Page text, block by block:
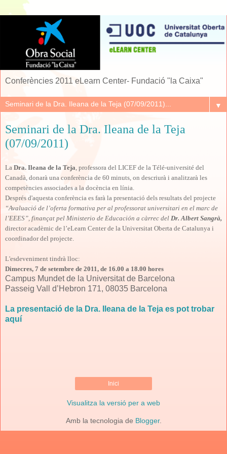
Conferències 2011 eLearn Center- Fundació "la Caixa"
▼
Seminari de la Dra. Ileana de la Teja
(07/09/2011)
La Dra. Ileana de la Teja, professora del LICEF de la Télé-université del
Canadà, donarà una conferència de 60 minuts, on descriurà i analitzarà les
competències associades a la docència en línia.
Després d'aquesta conferència es farà la presentació dels resultats del projecte
“Avaluació de l’oferta formativa per al professorat universitari en el marc de
l’EEES”, finançat pel Ministerio de Educación a càrrec del Dr.Albert Sangrà,
director acadèmic de l’eLearn Center de la Universitat Oberta de Catalunya i
coordinador del projecte.
L'esdeveniment tindrà lloc:
Dimecres, 7 de setembre de 2011, de 16.00 a 18.00 hores
Campus Mundet de la Universitat de Barcelona
Passeig Vall d’Hebron 171, 08035 Barcelona
La presentació de la Dra. Ileana de la Teja es pot trobar
aquí
Inici
Visualitza la versió per a web
Amb la tecnologia de Blogger.